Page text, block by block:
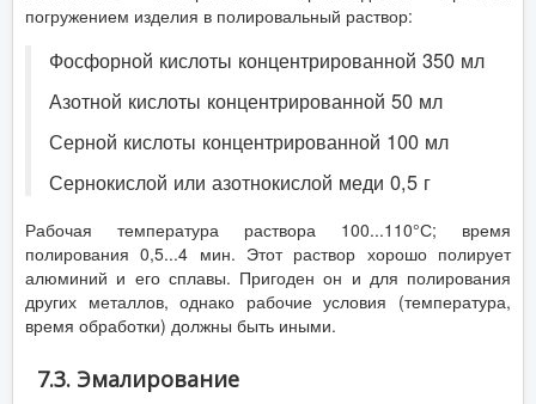
погружением изделия в полировальный раствор:
Фосфорной кислоты концентрированной 350 мл
Азотной кислоты концентрированной 50 мл
Серной кислоты концентрированной 100 мл
Сернокислой или азотнокислой меди 0,5 г
Рабочая температура раствора 100...110°С; время
полирования 0,5...4 мин. Этот раствор хорошо полирует
алюминий и его сплавы. Пригоден он и для полирования
других металлов, однако рабочие условия (температура,
время обработки) должны быть иными.
7.3. Эмалирование